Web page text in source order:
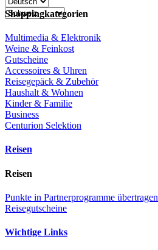
Shoppingkategorien
Multimedia & Elektronik
Weine & Feinkost
Gutscheine
Accessoires & Uhren
Reisegepäck & Zubehör
Haushalt & Wohnen
Kinder & Familie
Business
Centurion Selektion
Reisen
Reisen
Punkte in Partnerprogramme übertragen
Reisegutscheine
Wichtige Links